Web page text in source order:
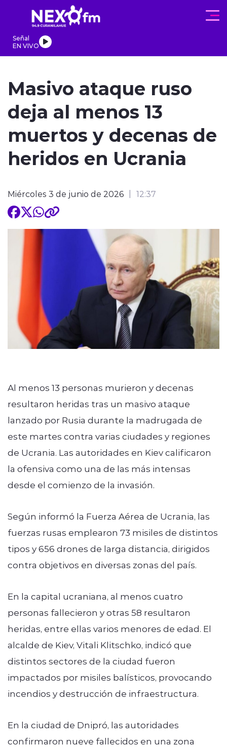
Click acá para ir directamente al contenido
Señal
EN VIVO
modo claro
Masivo ataque ruso
deja al menos 13
muertos y decenas de
heridos en Ucrania
Miércoles 3 de junio de 2026 12:37
Al menos 13 personas murieron y decenas
resultaron heridas tras un masivo ataque
lanzado por Rusia durante la madrugada de
este martes contra varias ciudades y regiones
de Ucrania. Las autoridades en Kiev calificaron
la ofensiva como una de las más intensas
desde el comienzo de la invasión.
Según informó la Fuerza Aérea de Ucrania, las
fuerzas rusas emplearon 73 misiles de distintos
tipos y 656 drones de larga distancia, dirigidos
contra objetivos en diversas zonas del país.
En la capital ucraniana, al menos cuatro
personas fallecieron y otras 58 resultaron
heridas, entre ellas varios menores de edad. El
alcalde de Kiev, Vitali Klitschko, indicó que
distintos sectores de la ciudad fueron
impactados por misiles balísticos, provocando
incendios y destrucción de infraestructura.
En la ciudad de Dnipró, las autoridades
confirmaron nueve fallecidos en una zona